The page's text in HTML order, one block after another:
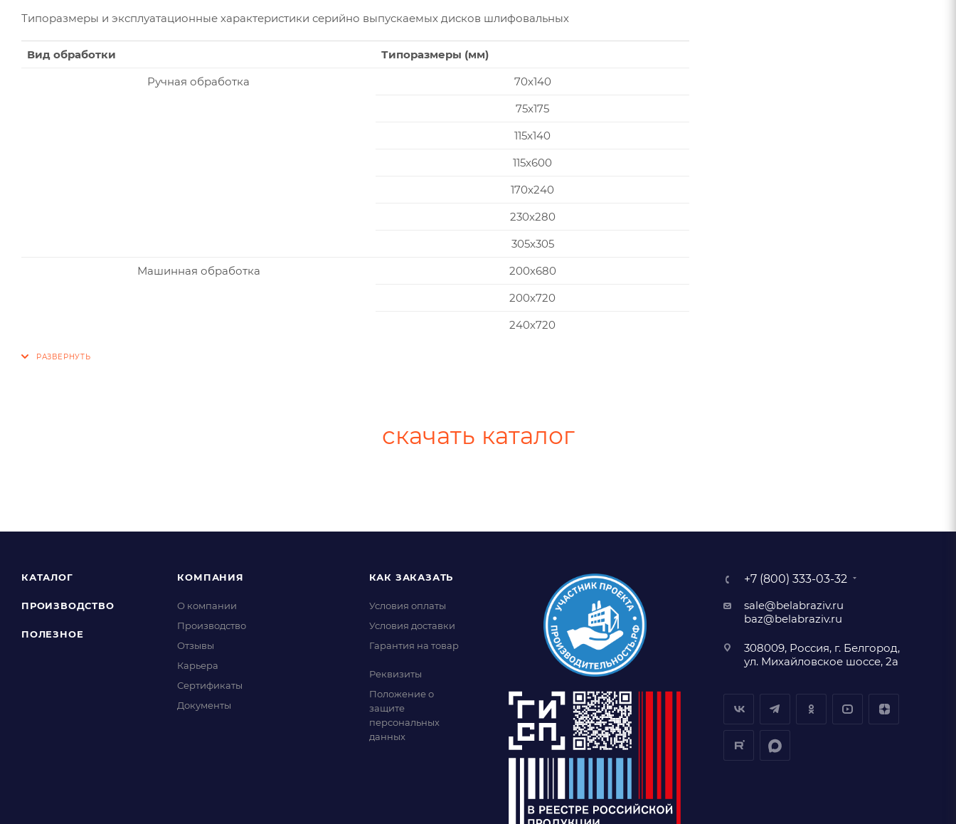
Типоразмеры и эксплуатационные характеристики серийно выпускаемых дисков шлифовальных
Вид обработки
Типоразмеры (мм)
Ручная обработка
70x140
75x175
115x140
115x600
170x240
230x280
305x305
Машинная обработка
200х680
200х720
240х720
скачать каталог
КАТАЛОГ
ПРОИЗВОДСТВО
ПОЛЕЗНОЕ
КОМПАНИЯ
О компании
Производство
Отзывы
Карьера
Сертификаты
Документы
КАК ЗАКАЗАТЬ
Условия оплаты
Условия доставки
Гарантия на товар
Реквизиты
Положение о
защите
персональных
данных
+7 (800) 333-03-32
sale@belabraziv.ru
baz@belabraziv.ru
308009, Россия, г. Белгород,
ул. Михайловское шоссе, 2а